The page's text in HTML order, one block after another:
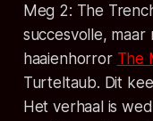
Meg 2: The
succesvolle, maar
haaienhorror The
Turteltaub. Dit
Het verhaal is